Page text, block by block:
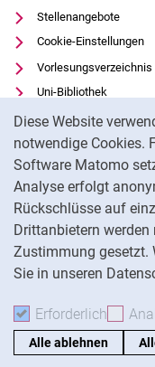
Diese Website
notwendige Cookies.
Software Matomo
Analyse erfolgt
Rückschlüsse auf
Drittanbietern
Zustimmung gesetzt.
Sie in unseren
Erforderlich
Alle ablehnen
Stellenangebote
Cookie-Einstellungen
Vorlesungsverzeichnis
Uni-Bibliothek
Moodle
Panopto
Datenschutz
Barrierefreiheit
Transparenter KI-